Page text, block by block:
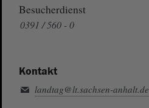
Besucherdienst
0391 / 560 - 0
Kontakt
landtag@lt.sachsen-anhalt.de